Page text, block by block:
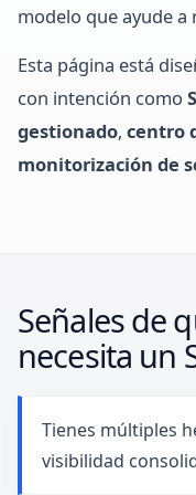
modelo que ayude
Esta página está
con intención como
gestionado, centro
monitorización de
Señales de
necesita un
Tienes múltiples
visibilidad